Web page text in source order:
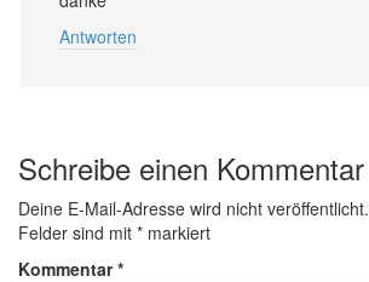
Antworten
Schreibe einen Kommentar
Deine E-Mail-Adresse wird nicht veröffentlicht.
Felder sind mit * markiert
Kommentar*